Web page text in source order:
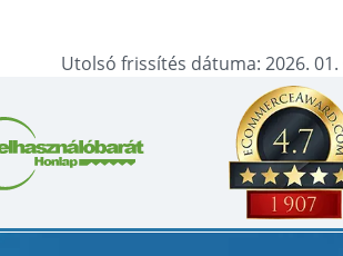
Utolsó frissítés dátuma: 2026. 01.